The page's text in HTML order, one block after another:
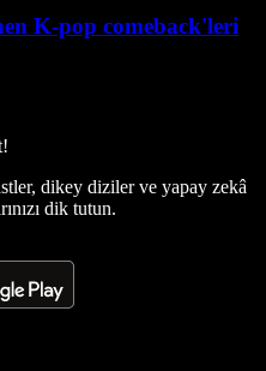
K-pop comeback'leri
dikey diziler ve yapay zekâ
dik tutun.